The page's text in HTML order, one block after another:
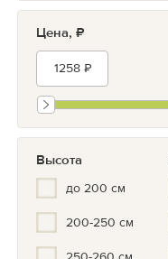
Цена, ₽
Высота
до 200 см
200-250 см